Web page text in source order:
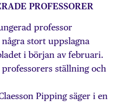
PROFESSORER
professor
stort uppslagna
i början av februari.
ställning och
Pipping säger i en